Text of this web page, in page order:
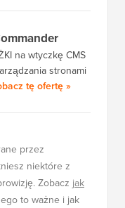
na wtyczkę CMS
stronami
tę ofertę »
przez
niektóre z
Zobacz jak
to ważne i jak